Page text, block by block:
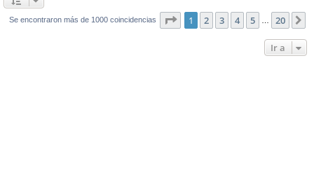
Se encontraron más de 1000 coincidencias Página de 20
1 2 3 4 5 20
Ir a